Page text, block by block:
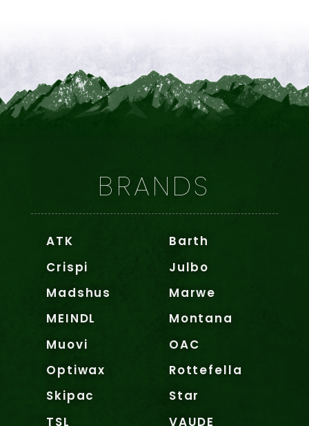
BRANDS
ATK
Barth
Crispi
Julbo
Madshus
Marwe
MEINDL
Montana
Muovi
OAC
Optiwax
Rottefella
Skipac
Star
TSL
VAUDE